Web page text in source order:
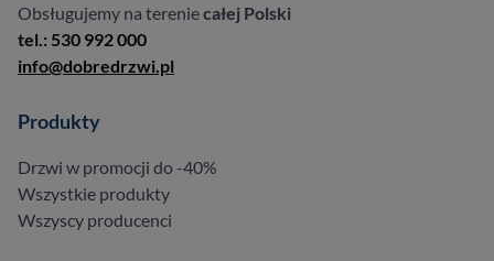
Obsługujemy na tereniecałej Polski
tel.: 530 992 000
info@dobredrzwi.pl
Produkty
Drzwi w promocji do -40%
Wszystkie produkty
Wszyscy producenci